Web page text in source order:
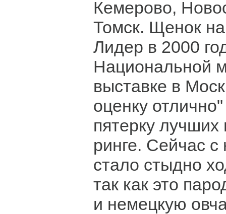
Кемерово,
Томск. Щенок
Лидер в 2000
Национальной
выставке в
оценку
пятерку лучших
ринге. Сейчас
стало стыдно
так как это
и немецкую